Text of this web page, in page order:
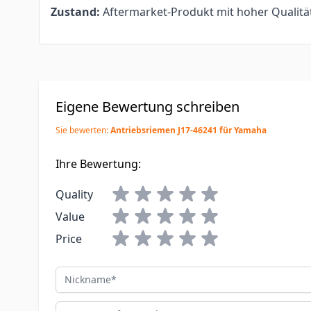
Zustand: Aftermarket-Produkt mit hoher
Eigene Bewertung schreiben
Sie bewerten:Antriebsriemen J17-46241 für Yamaha
Ihre Bewertung:
Quality
Value
Price
Nickname